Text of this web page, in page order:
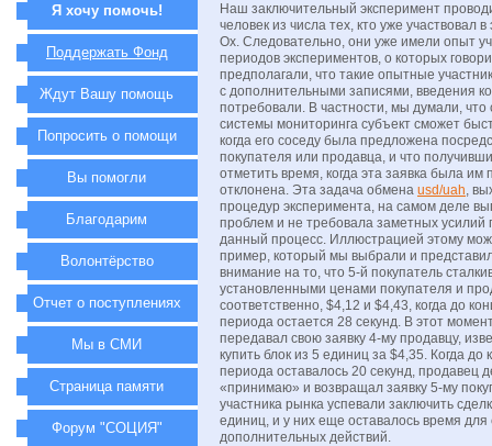
Наш заключительный эксперимент
человек из числа тех, кто уже участвовал
Ох. Следовательно, они уже имели опыт
периодов экспериментов, о которых
предполагали, что такие опытные
с дополнительными записями, введения
потребовали. В частности, мы думали,
системы мониторинга субъект сможет
когда его соседу была предложена
покупателя или продавца, и что
отметить время, когда эта заявка была им
отклонена. Эта задача обмена usd/uah,
процедур эксперимента, на самом деле
проблем и не требовала заметных усилий
данный процесс. Иллюстрацией этому
пример, который мы выбрали и
внимание на то, что 5-й покупатель
установленными ценами покупателя и
соответственно, $4,12 и $4,43, когда до
периода остается 28 секунд. В этот
передавал свою заявку 4-му продавцу,
купить блок из 5 единиц за $4,35. Когда до
периода оставалось 20 секунд, продавец
«принимаю» и возвращал заявку 5-му
участника рынка успевали заключить
единиц, и у них еще оставалось время
дополнительных действий.
Я хочу помочь!
Поддержать Фонд
Ждут Вашу помощь
Попросить о помощи
Вы помогли
Благодарим
Волонтёрство
Отчет о поступлениях
Мы в СМИ
Страница памяти
Форум "СОЦИЯ"